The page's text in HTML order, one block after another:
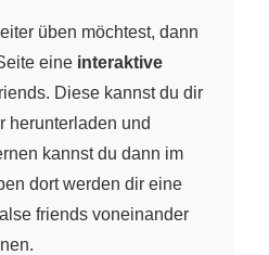
üben möchtest, dann
eine interaktive
Diese kannst du dir
herunterladen und
kannst du dann im
dort werden dir eine
friends voneinander